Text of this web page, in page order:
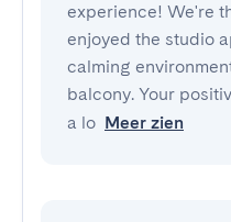
experience! We're
enjoyed the studio
calming
balcony. Your
a lo Meer zien